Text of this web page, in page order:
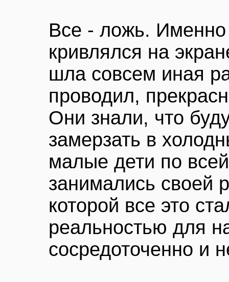
Все - ложь. Именно
кривлялся на
шла совсем иная
проводил,
Они знали, что
замерзать в
малые дети по
занимались своей
которой все это
реальностью для
сосредоточенно и